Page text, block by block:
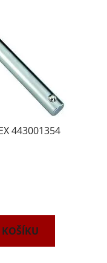
443001354